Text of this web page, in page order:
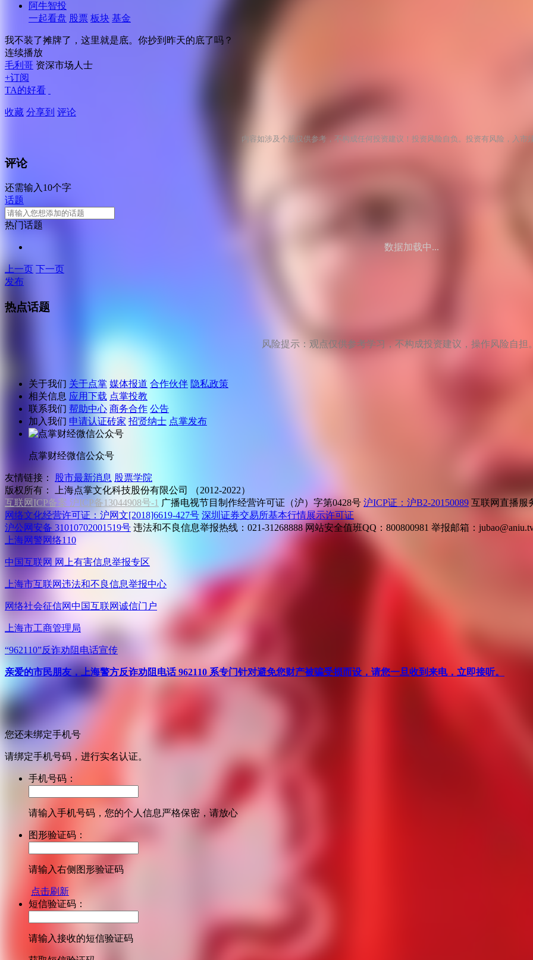
阿牛智投
一起看盘 股票 板块 基金
我不装了摊牌了，这里就是底。你抄到昨天的底了吗？
连续播放
毛利哥 资深市场人士
+订阅
TA的好看
收藏 分享到 评论
内容如涉及个股仅供参考，不构成任何投资建议！投资风险自负。投资有风险，入市
评论
还需输入10个字
话题
热门话题
数据加载中...
上一页 下一页
发布
热点话题
风险提示：观点仅供参考学习，不构成投资建议，操作风险自担
关于我们 关于点掌 媒体报道 合作伙伴 隐私政策
相关信息 应用下载 点掌投教
联系我们 帮助中心 商务合作 公告
加入我们 申请认证砖家 招贤纳士 点掌发布
点掌财经微信公众号
友情链接： 股市最新消息 股票学院
版权所有：
上海点掌文化科技股份有限公司 （2012-2022）
互联网ICP备案 沪ICP备13044908号-1 广播电视节目制作经营许可证（沪）字第0428号 沪ICP证：沪B2-20150089 互联网直播服
网络文化经营许可证：沪网文[2018]6619-427号 深圳证券交易所基本行情展示许可证
沪公网安备 31010702001519号 违法和不良信息举报热线：021-31268888 网站安全值班QQ：800800981 举报邮箱：
上海网警网络110
中国互联网 网上有害信息举报专区
上海市互联网违法和不良信息举报中心
网络社会征信网中国互联网诚信门户
上海市工商管理局
“962110”反诈劝阻电话宣传
亲爱的市民朋友，上海警方反诈劝阻电话 962110 系专门针对避免您财产被骗受损而设，请您一旦收到来电，立即接听。
您还未绑定手机号
请绑定手机号码，进行实名认证。
手机号码：
请输入手机号码，您的个人信息严格保密，请放心
图形验证码：
请输入右侧图形验证码
点击刷新
短信验证码：
请输入接收的短信验证码